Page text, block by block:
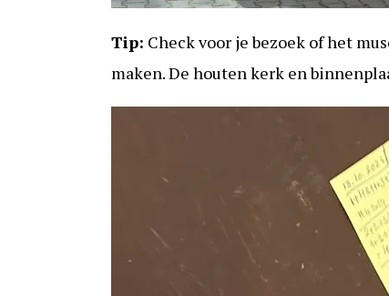
Tip: Check voor je bezoek of het
maken. De houten kerk en